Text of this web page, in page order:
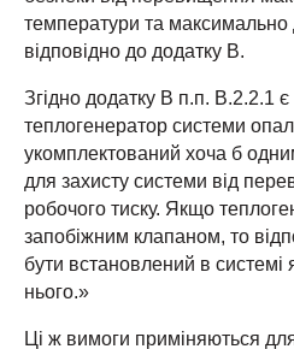
температури та максимально
відповідно до додатку В.
Згідно додатку В п.п. В.2.2.1
теплогенератор системи
укомплектований хоча б
для захисту системи від
робочого тиску. Якщо
запобіжним клапаном, то
бути встановлений в
нього.»
Ці ж вимоги приміняються